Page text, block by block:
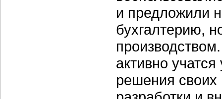
и предложили
бухгалтерию,
активно
решения своих